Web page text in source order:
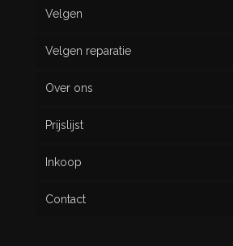
Nieuw
Gebruikt
Velgen
Velgen reparatie
Over ons
Prijslijst
Inkoop
Contact